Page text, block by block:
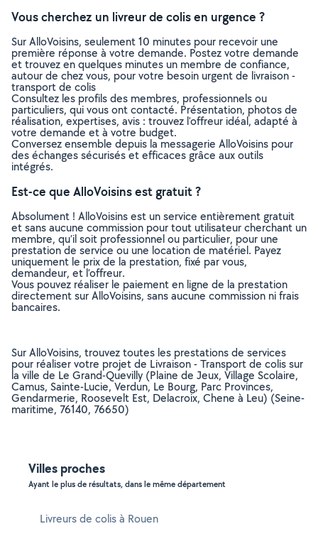
Vous cherchez un livreur de colis en urgence ?
Sur AlloVoisins, seulement 10 minutes pour recevoir une
première réponse à votre demande. Postez votre demande
et trouvez en quelques minutes un membre de confiance,
autour de chez vous, pour votre besoin urgent de livraison -
transport de colis
Consultez les profils des membres, professionnels ou
particuliers, qui vous ont contacté. Présentation, photos de
réalisation, expertises, avis : trouvez l'offreur idéal, adapté à
votre demande et à votre budget.
Conversez ensemble depuis la messagerie AlloVoisins pour
des échanges sécurisés et efficaces grâce aux outils
intégrés.
Est-ce que AlloVoisins est gratuit ?
Absolument ! AlloVoisins est un service entièrement gratuit
et sans aucune commission pour tout utilisateur cherchant un
membre, qu’il soit professionnel ou particulier, pour une
prestation de service ou une location de matériel. Payez
uniquement le prix de la prestation, fixé par vous,
demandeur, et l’offreur.
Vous pouvez réaliser le paiement en ligne de la prestation
directement sur AlloVoisins, sans aucune commission ni frais
bancaires.
Sur AlloVoisins, trouvez toutes les prestations de services
pour réaliser votre projet de Livraison - Transport de colis sur
la ville de Le Grand-Quevilly (Plaine de Jeux, Village Scolaire,
Camus, Sainte-Lucie, Verdun, Le Bourg, Parc Provinces,
Gendarmerie, Roosevelt Est, Delacroix, Chene à Leu) (Seine-
maritime, 76140, 76650)
Villes proches
Ayant le plus de résultats, dans le même département
Livreurs de colis à Rouen